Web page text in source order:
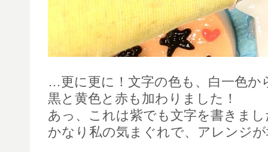
…更に更に！文字の色も、白一色か
黒と黄色と赤も加わりました！
あっ、これは紫でも文字を書きま
かなり私の気まぐれで、アレンジ